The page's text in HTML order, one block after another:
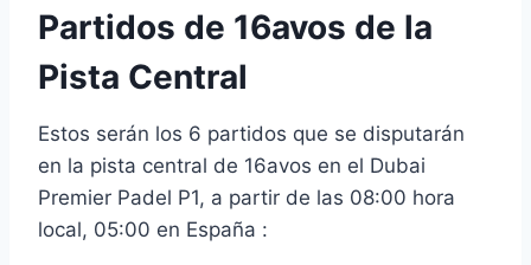
Partidos de 16avos de la
Pista Central
Estos serán los 6 partidos que se disputarán
en la pista central de 16avos en el Dubai
Premier Padel P1, a partir de las 08:00 hora
local, 05:00 en España :